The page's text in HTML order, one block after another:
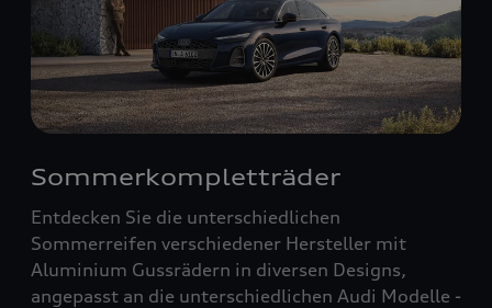
Sommerkompletträder
Entdecken Sie die unterschiedlichen
Sommerreifen verschiedener Hersteller mit
Aluminium Gussrädern in diversen Designs,
angepasst an die unterschiedlichen Audi Modelle -